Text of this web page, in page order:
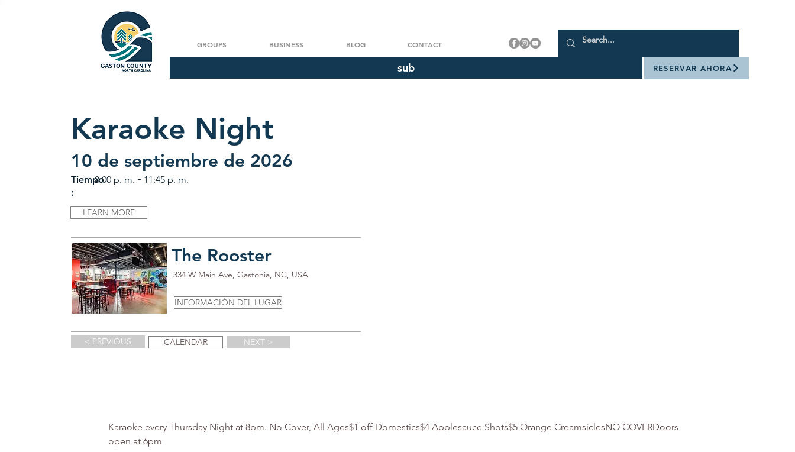
GROUPS BUSINESS BLOG CONTACT
sub RESERVAR AHORA
Karaoke Night
10 de septiembre de 2026
Tiempo
:
8:00 p. m. - 11:45 p. m.
LEARN MORE
The Rooster
334 W Main Ave, Gastonia, NC, USA
INFORMACIÓN DEL LUGAR
< PREVIOUS CALENDAR NEXT >
Karaoke every Thursday Night at 8pm. No Cover, All Ages$1 off Domestics$4 Applesauce Shots$5 Orange CreamsiclesNO COVERDoors
open at 6pm